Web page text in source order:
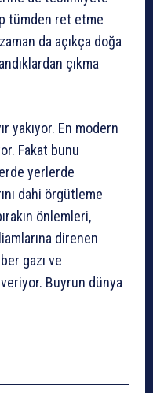
tümden ret etme
da açıkça doğa
çıkma
yakıyor. En modern
Fakat bunu
yerlerde
dahi örgütleme
önlemleri,
direnen
gazı ve
Buyrun dünya